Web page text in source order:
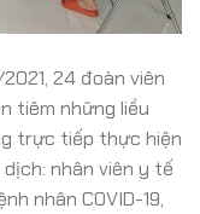
24 đoàn viên
tiêm những liều
trực tiếp thực hiện
nhân viên y tế
nhân COVID-19,